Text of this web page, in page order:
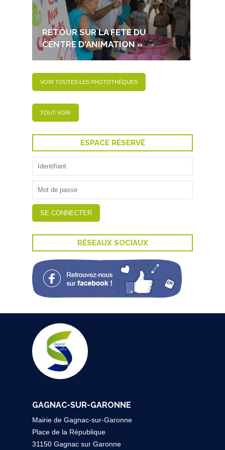
RETOUR SUR LA FETE DU
CENTRE D'ANIMATION »
VOIR TOUTES LES PHOTOTHÈQUES
TOUT VOIR
ESPACE RÉSERVÉ
RÉSEAUX SOCIAUX
GAGNAC-SUR-GARONNE
Mairie de Gagnac-sur-Garonne
Place de la République
31150 Gagnac sur Garonne